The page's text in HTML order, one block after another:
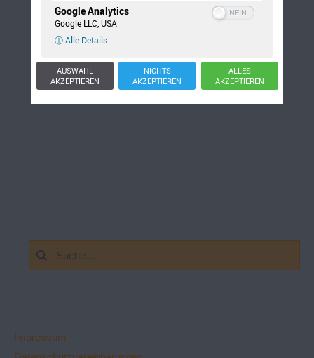
Suchen
nach:
Impressum
Google Analytics
Google LLC, USA
ⓘ Alle Details
AUSWAHL
AKZEPTIEREN
NICHTS
AKZEPTIEREN
ALLES
AKZEPTIEREN